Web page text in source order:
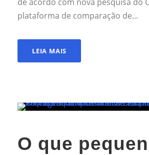
plataforma de comparação de...
LEIA MAIS
O que